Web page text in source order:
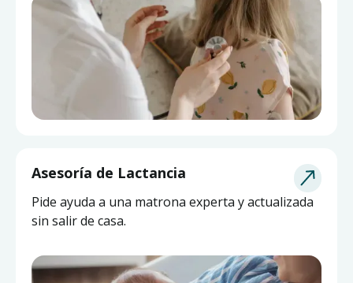
Asesoría de Lactancia
Pide ayuda a una matrona experta y actualizada
sin salir de casa.